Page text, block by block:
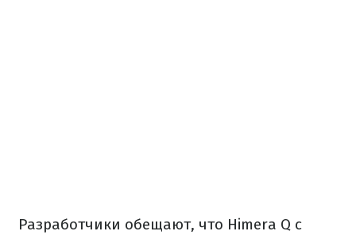
Разработчики обещают, что Himera Q с